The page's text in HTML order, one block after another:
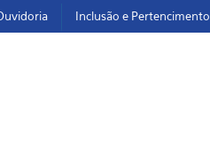
Inclusão e Pertencimento